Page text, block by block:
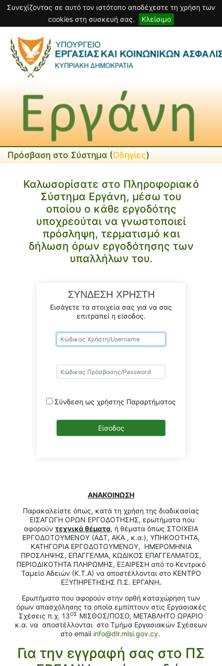
Συνεχίζοντας σε αυτό τον ιστότοπο αποδέχεστε τη χρήση των
cookies στη συσκευή σας.
Κλείσιμο
Πρόσβαση στο Σύστημα (Οδηγίες)
Καλωσορίσατε στο Πληροφοριακό
Σύστημα Εργάνη, μέσω του
οποίου ο κάθε εργοδότης
υποχρεούται να γνωστοποιεί
πρόσληψη, τερματισμό και
δήλωση όρων εργοδότησης των
υπαλλήλων του.
ΣΥΝΔΕΣΗ ΧΡΗΣΤΗ
Εισάγετε τα στοιχεία σας για να σας
επιτραπεί η είσοδος.
Σύνδεση ως χρήστης Παραρτήματος
ΑΝΑΚΟΙΝΩΣΗ
Παρακαλείστε όπως, κατά τη χρήση της διαδικασίας
ΕΙΣΑΓΩΓΗ ΟΡΩΝ ΕΡΓΟΔΟΤΗΣΗΣ, ερωτήματα που
αφορούν τεχνικά θέματα, ή θέματα όπως ΣΤΟΙΧΕΙΑ
ΕΡΓΟΔΟΤΟΥΜΕΝΟΥ (ΑΔΤ, ΑΚΑ , κ.α.), ΥΠΗΚΟΟΤΗΤΑ,
ΚΑΤΗΓΟΡΙΑ ΕΡΓΟΔΟΤΟΥΜΕΝΟΥ, ΗΜΕΡΟΜΗΝΙΑ
ΠΡΟΣΛΗΨΗΣ, ΕΠΑΓΓΕΛΜΑ, ΚΩΔΙΚΟΣ ΕΠΑΓΓΕΛΜΑΤΟΣ,
ΠΕΡΙΟΔΙΚΟΤΗΤΑ ΠΛΗΡΩΜΗΣ, ΕΞΑΙΡΕΣΗ από το Κεντρικό
Ταμείο Αδειών (Κ.Τ.Α) να αποστέλλονται στο ΚΕΝΤΡΟ
ΕΞΥΠΗΡΕΤΗΣΗΣ Π.Σ. ΕΡΓΑΝΗ.
Ερωτήματα που αφορούν στην ορθή καταχώρηση των
όρων απασχόλησης τα οποία εμπίπτουν στις Εργασιακές
Σχέσεις π.χ. 13ΟΣ ΜΙΣΘΟΣ/ΠΟΣΟ, ΜΕΤΑΒΛΗΤΟ ΩΡΑΡΙΟ
κ.α. να αποστέλλονται στο Τμήμα Εργασιακών Σχέσεων
στο email info@dlr.mlsi.gov.cy.
Για την εγγραφή σας στο ΠΣ